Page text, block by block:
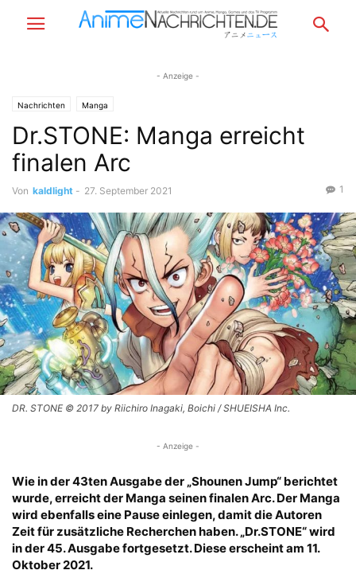
- Anzeige -
Nachrichten Manga
Dr.STONE: Manga erreicht
finalen Arc
Von kaldlight - 27. September 2021 1
DR. STONE © 2017 by Riichiro Inagaki, Boichi / SHUEISHA Inc.
- Anzeige -
Wie in der 43ten Ausgabe der „Shounen Jump“ berichtet
wurde, erreicht der Manga seinen finalen Arc. Der Manga
wird ebenfalls eine Pause einlegen, damit die Autoren
Zeit für zusätzliche Recherchen haben. „Dr.STONE“ wird
in der 45. Ausgabe fortgesetzt. Diese erscheint am 11.
Oktober 2021.